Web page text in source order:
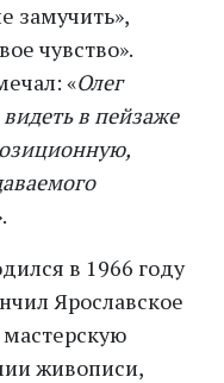
замучить»,
чувство».
«Олег
в пейзаже
в 1966 году
Ярославское
живописи,